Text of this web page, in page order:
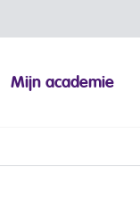
Mijn academie